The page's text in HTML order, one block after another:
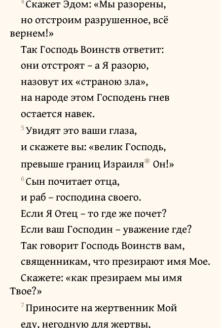
Скажет Эдом: «Мы разорены,
но отстроим разрушенное, всё
вернем!»
Так Господь Воинств ответит:
они отстроят – а Я разорю,
назовут их «страною зла»,
на народе этом Господень гнев
остается навек.
5Увидят это ваши глаза,
и скажете вы: «велик Господь,
превыше границ Израиля✻ Он!»
6Сын почитает отца,
и раб – господина своего.
Если Я Отец – то где же почет?
Если ваш Господин – уважение где?
Так говорит Господь Воинств вам,
священникам, что презирают имя Мое.
Скажете: «как презираем мы имя
Твое?»
7Приносите на жертвенник Мой
еду, негодную для жертвы,